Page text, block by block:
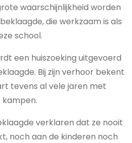
waarschijnlijkheid worden
die werkzaam is als
school.
een huiszoeking uitgevoerd
Bij zijn verhoor bekent
tevens al vele jaren met
verklaren dat ze nooit
noch aan de kinderen noch